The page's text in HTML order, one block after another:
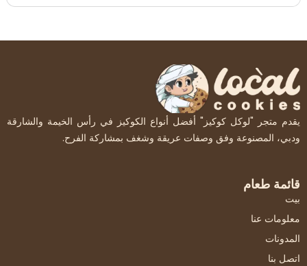
يقدم متجر "لوكل كوكيز" أفضل أنواع الكوكيز في رأس الخيمة والشارقة
ودبي، المصنوعة وفق وصفات عريقة وشغف بمشاركة الفرح.
قائمة طعام
بيت
معلومات عنا
المدونات
اتصل بنا